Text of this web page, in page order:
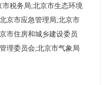
市税务局;北京市生态环境
京市应急管理局;北京市
市住房和城乡建设委员
理委员会;北京市气象局